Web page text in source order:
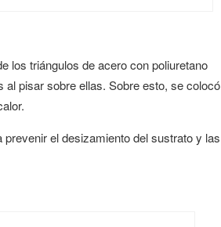
los triángulos de acero con poliuretano
pisar sobre ellas. Sobre esto, se colocó
el desizamiento del sustrato y las